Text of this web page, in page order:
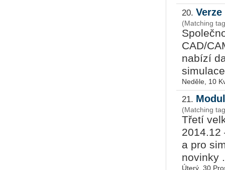
20.
(Matching
CAD/
nabízí
Neděle, 10
21.
(Matching
Třetí
2014.12
a pro
novinky
Úterý, 30